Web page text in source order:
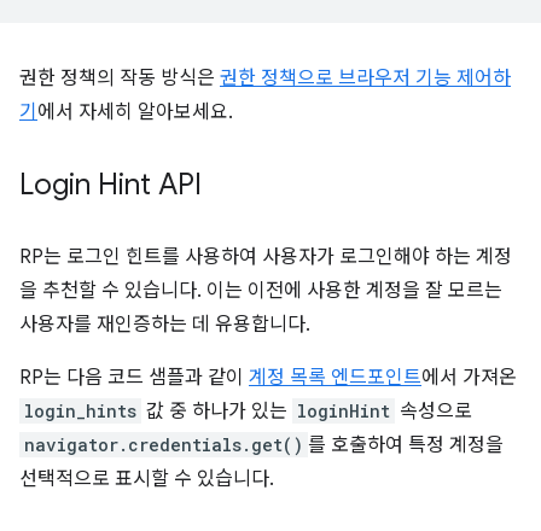
권한 정책의 작동 방식은 권한 정책으로 브라우저 기능 제어하
기 에서 자세히 알아보세요.
Login Hint API
RP는 로그인 힌트를 사용하여 사용자가 로그인해야 하는 계정
을 추천할 수 있습니다. 이는 이전에 사용한 계정을 잘 모르는
사용자를 재인증하는 데 유용합니다.
RP는 다음 코드 샘플과 같이 계정 목록 엔드포인트에서 가져온
login_hints 값 중 하나가 있는 loginHint 속성으로
navigator.credentials.get() 를 호출하여 특정 계정을
선택적으로 표시할 수 있습니다.